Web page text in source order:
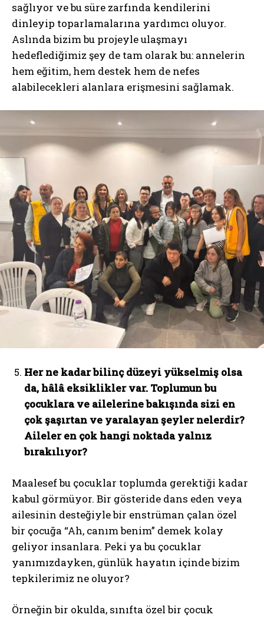
sağlıyor ve bu süre zarfında kendilerini
dinleyip toparlamalarına yardımcı oluyor.
Aslında bizim bu projeyle ulaşmayı
hedeflediğimiz şey de tam olarak bu: annelerin
hem eğitim, hem destek hem de nefes
alabilecekleri alanlara erişmesini sağlamak.
Her ne kadar bilinç düzeyi yükselmiş olsa
da, hâlâ eksiklikler var. Toplumun bu
çocuklara ve ailelerine bakışında sizi en
çok şaşırtan ve yaralayan şeyler nelerdir?
Aileler en çok hangi noktada yalnız
bırakılıyor?
Maalesef bu çocuklar toplumda gerektiği kadar
kabul görmüyor. Bir gösteride dans eden veya
ailesinin desteğiyle bir enstrüman çalan özel
bir çocuğa “Ah, canım benim” demek kolay
geliyor insanlara. Peki ya bu çocuklar
yanımızdayken, günlük hayatın içinde bizim
tepkilerimiz ne oluyor?
Örneğin bir okulda, sınıfta özel bir çocuk